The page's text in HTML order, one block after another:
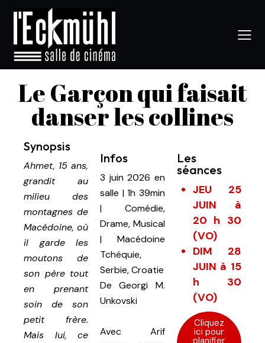
Le Garçon qui faisait
danser les collines
Synopsis
Ahmet, 15 ans,
grandit au
milieu des
montagnes de
Macédoine, où
il garde les
moutons de
son père tout
en prenant
soin de son
petit frère.
Mais lui, ce
Infos
3 juin 2026 en
salle |1h 39min
| Comédie,
Drame, Musical
| Macédoine
Tchéquie,
Serbie, Croatie
De Georgi M.
Unkovski
Avec Arif
Les
séances
JEU 25
JUIN à
20 h 30
(VO)
DIM 28
JUIN à 15
h 30
(VO)
Cliquez
ici pour
planifier